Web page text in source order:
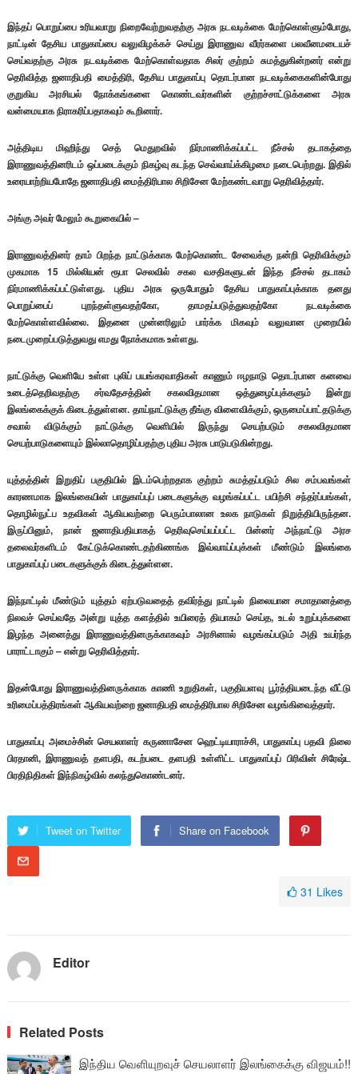
இந்தப் பொறுப்பை உரியவாறு நிறைவேற்றுவதற்கு அரசு நடவடிக்கை மேற்கொள்ளும்போது,
நாட்டின் தேசிய பாதுகாப்பை வலுவிழக்கச் செய்து இராணுவ வீரர்களை பலவீனமடையச்
செய்வதற்கு அரசு நடவடிக்கை மேற்கொள்வதாக சிலர் குற்றம் சுமத்துகின்றனர் என்று
தெரிவித்த ஜனாதிபதி மைத்திரி, தேசிய பாதுகாப்பு தொடர்பான நடவடிக்கைகளின்போது
குறுகிய அரசியல் நோக்கங்களை கொண்டவர்களின் குற்றச்சாட்டுக்களை அரசு
வன்மையாக நிராகரிப்பதாகவும் கூறினார்.
அத்திடிய மிஹிந்து செத் மெதுறவில் நிர்மாணிக்கப்பட்ட நீச்சல் தடாகத்தை
இராணுவத்தினரிடம் ஒப்படைக்கும் நிகழ்வு கடந்த செவ்வாய்க்கிழமை நடைபெற்றது. இதில்
உரையாற்றியபோதே ஜனாதிபதி மைத்திரிபால சிறிசேன மேற்கண்டவாறு தெரிவித்தார்.
அங்கு அவர் மேலும் கூறுகையில் –
இராணுவத்தினர் தாம் பிறந்த நாட்டுக்காக மேற்கொண்ட சேவைக்கு நன்றி தெரிவிக்கும்
முகமாக 15 மில்லியன் ரூபா செலவில் சகல வசதிகளுடன் இந்த நீச்சல் தடாகம்
நிர்மாணிக்கப்பட்டுள்ளது. புதிய அரசு ஒருபோதும் தேசிய பாதுகாப்புக்காக தனது
பொறுப்பைப் புறந்தள்ளுவதற்கோ, தாமதப்படுத்துவதற்கோ நடவடிக்கை
மேற்கொள்ளவில்லை. இதனை முன்னரிலும் பார்க்க மிகவும் வலுவான முறையில்
நடைமுறைப்படுத்துவது எமது நோக்கமாக உள்ளது.
நாட்டுக்கு வெளியே உள்ள புலிப் பயங்கரவாதிகள் காணும் ஈழநாடு தொடர்பான கனவை
உடைத்தெறிவதற்கு சர்வதேசத்தின் சகலவிதமான ஒத்துழைப்புக்களும் இன்று
இலங்கைக்குக் கிடைத்துள்ளன. தாய்நாட்டுக்கு தீங்கு விளைவிக்கும், ஒருமைப்பாட்தடுக்கு
சவால் விடுக்கும் நாட்டுக்கு வெளியில் இருந்து செயற்படும் சகலவிதமான
செயற்பாடுகளையும் இல்லாதொழிப்பதற்கு புதிய அரசு பாடுபடுகின்றது.
யுத்தத்தின் இறுதிப் பகுதியில் இடம்பெற்றதாக குற்றம் சுமத்தப்படும் சில சம்பவங்கள்
காரணமாக இலங்கையின் பாதுகாப்புப் படைகளுக்கு வழங்கப்பட்ட பயிற்சி சந்தர்ப்பங்கள்,
தொழில்நுட்ப உதவிகள் ஆகியவற்றை பெரும்பாலான உலக நாடுகள் நிறுத்தியிருந்தன.
இருப்பினும், நான் ஜனாதிபதியாகத் தெரிவுசெய்யப்பட்ட பின்னர் அந்நாட்டு அரச
தலைவர்களிடம் கேட்டுக்கொண்டதற்கிணங்க இவ்வாய்ப்புக்கள் மீண்டும் இலங்கை
பாதுகாப்புப் படைகளுக்குக் கிடைத்துள்ளன.
இந்நாட்டில் மீண்டும் யுத்தம் ஏற்படுவதைத் தவிர்த்து நாட்டில் நிலையான சமாதானத்தை
நிலவச் செய்வதே அன்று யுத்த களத்தில் உயிரைத் தியாகம் செய்த, உடல் உறுப்புக்களை
இழந்த அனைத்து இராணுவத்தினருக்காகவும் அரசினால் வழங்கப்படும் அதி உயர்ந்த
பாராட்டாகும் – என்று தெரிவித்தார்.
இதன்போது இராணுவத்தினருக்காக காணி உறுதிகள், பகுதியளவு பூர்த்தியடைந்த வீட்டு
உரிமைப்பத்திரங்கள் ஆகியவற்றை ஜனாதிபதி மைத்திரிபால சிறிசேன வழங்கிவைத்தார்.
பாதுகாப்பு அமைச்சின் செயலாளர் கருணாசேன ஹெட்டியாராச்சி, பாதுகாப்பு பதவி நிலை
பிரதானி, இராணுவத் தளபதி, கடற்படை தளபதி உள்ளிட்ட பாதுகாப்புப் பிரிவின் சிரேஷ்ட
பிரதிநிதிகள் இந்நிகழ்வில் கலந்துகொண்டனர்.
Tweet on Twitter Share on Facebook
31 Likes
Editor
Related Posts
இந்திய வெளியுறவுச் செயலாளர் இலங்கைக்கு விஜயம்!!